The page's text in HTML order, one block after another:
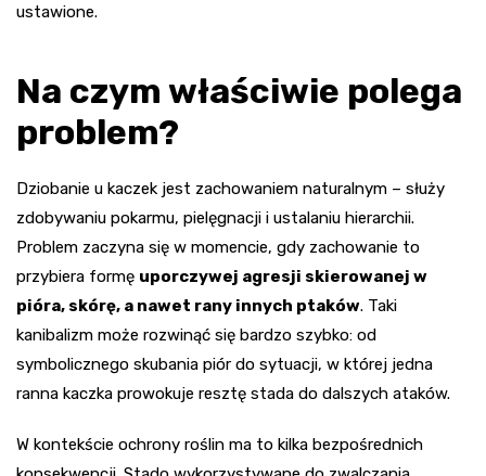
ustawione.
Na czym właściwie polega
problem?
Dziobanie u kaczek jest zachowaniem naturalnym – służy
zdobywaniu pokarmu, pielęgnacji i ustalaniu hierarchii.
Problem zaczyna się w momencie, gdy zachowanie to
przybiera formę uporczywej agresji skierowanej w
pióra, skórę, a nawet rany innych ptaków. Taki
kanibalizm może rozwinąć się bardzo szybko: od
symbolicznego skubania piór do sytuacji, w której jedna
ranna kaczka prowokuje resztę stada do dalszych ataków.
W kontekście ochrony roślin ma to kilka bezpośrednich